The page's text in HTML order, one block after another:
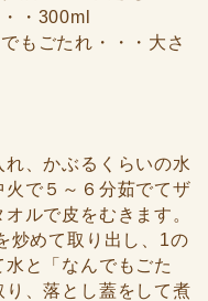
・300ml
もごたれ・・・大さ
、かぶるくらいの水
で５～６分茹でてザ
ルで皮をむきます。
めて取り出し、1の
と「なんでもごた
、落とし蓋をして煮